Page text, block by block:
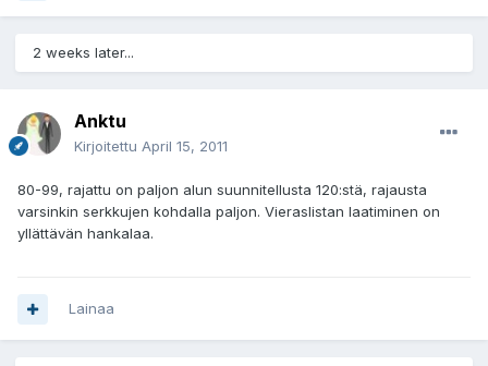
2 weeks later...
Anktu
Kirjoitettu April 15, 2011
80-99, rajattu on paljon alun suunnitellusta 120:stä, rajausta
varsinkin serkkujen kohdalla paljon. Vieraslistan laatiminen on
yllättävän hankalaa.
Lainaa